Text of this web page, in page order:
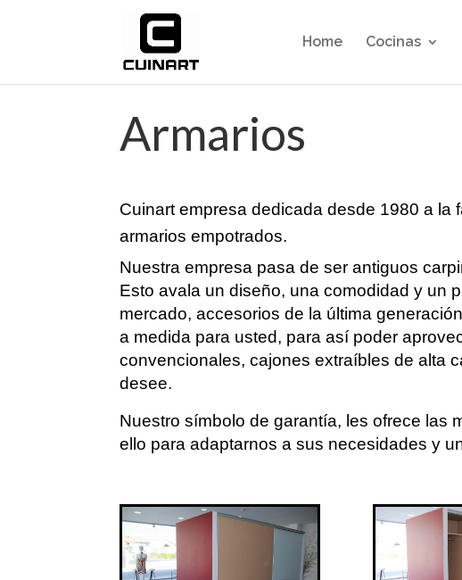
Home Cocinas
Armarios
Cuinart empresa dedicada desde 1980 a la
armarios empotrados.
Nuestra empresa pasa de ser antiguos
Esto avala un diseño, una comodidad y un
mercado, accesorios de la última
a medida para usted, para así poder
convencionales, cajones extraíbles de alta
desee.
Nuestro símbolo de garantía, les ofrece las
ello para adaptarnos a sus necesidades y